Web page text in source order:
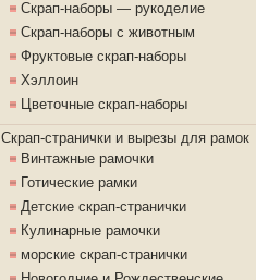
Скрап-наборы — рукоделие
Скрап-наборы с животным
Фруктовые скрап-наборы
Хэллоин
Цветочные скрап-наборы
Скрап-странички и вырезы для рамок
Винтажные рамочки
Готические рамки
Детские скрап-странички
Кулинарные рамочки
морские скрап-странички